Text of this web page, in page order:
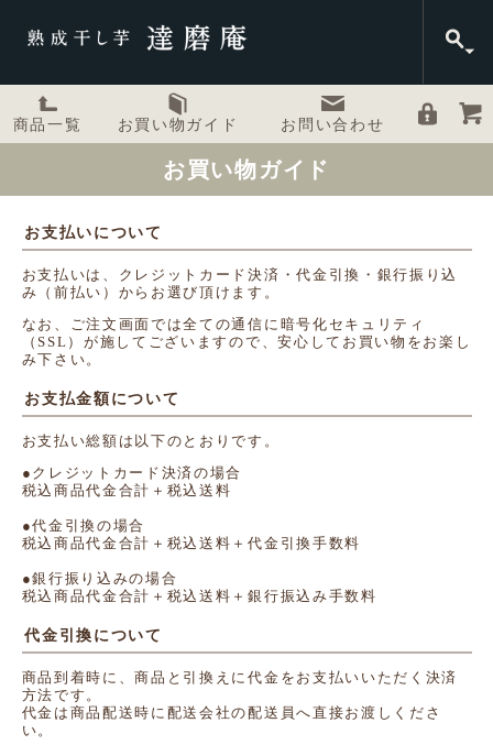
商品一覧 お買い物ガイド お問い合わせ
お買い物ガイド
お支払いについて
お支払いは、クレジットカード決済・代金引換・銀行振り込
み（前払い）からお選び頂けます。
なお、ご注文画面では全ての通信に暗号化セキュリティ
（SSL）が施してございますので、安心してお買い物をお楽し
み下さい。
お支払金額について
お支払い総額は以下のとおりです。
●クレジットカード決済の場合
税込商品代金合計＋税込送料
●代金引換の場合
税込商品代金合計＋税込送料＋代金引換手数料
●銀行振り込みの場合
税込商品代金合計＋税込送料＋銀行振込み手数料
代金引換について
商品到着時に、商品と引換えに代金をお支払いいただく決済
方法です。
代金は商品配送時に配送会社の配送員へ直接お渡しくださ
い。